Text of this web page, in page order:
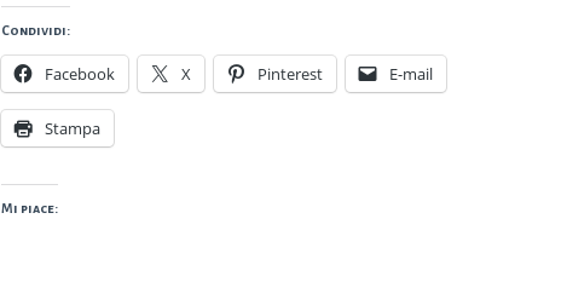
Condividi:
Facebook X Pinterest E-mail
Stampa
Mi piace: